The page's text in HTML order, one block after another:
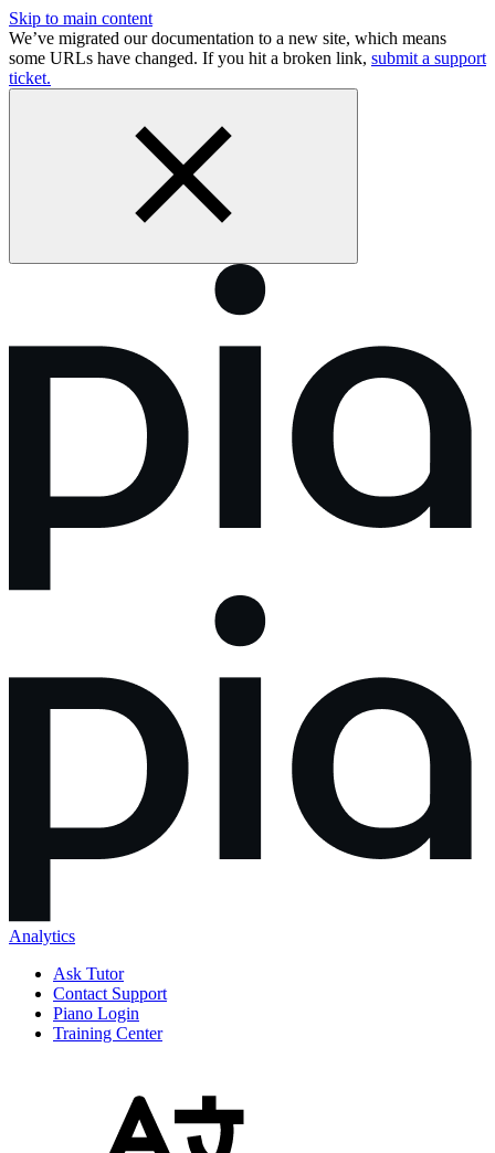
Skip to main content
We’ve migrated our documentation to a new site, which means
some URLs have changed. If you hit a broken link, submit a support
ticket.
Analytics
Ask Tutor
Contact Support
Piano Login
Training Center